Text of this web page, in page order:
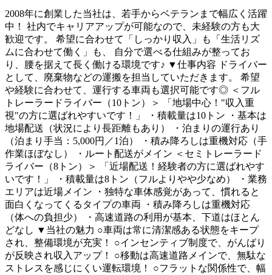
2008年に創業した当社は、若手からベテランまで幅広く活躍
中！ 社内でキャリアアップが可能なので、未経験の方も大
歓迎です。 希望に合わせて「しっかり収入」も「生活リズ
ムに合わせて働く」も、 自分で選べる仕組みが整ってお
り、腰を据えて長く働ける環境です♪ ▼仕事内容 ドライバー
として、廃棄物などの運搬を担当していただきます。 希望
や経験に合わせて、運行する車両も選択可能です◎ ＜フル
トレーラードライバー（10トン）＞ 「地場中心！"収入重
視"の方に選ばれやすいです！」 ・積載量は10トン ・基本は
地場配送（状況により長距離もあり） ・泊まりの運行あり
（泊まり手当：5,000円／1泊） ・積み降ろしは重機対応（手
作業ほぼなし） ・ルート配送がメイン ＜セミトレーラード
ライバー（8トン）＞ 「近場配送！経験者の方に選ばれやす
いです！」 ・積載量は8トン（フルよりやや少なめ） ・業務
エリアは近場メイン ・独特な車体感覚があって、慣れると
面白くなってくるタイプの車両 ・積み降ろしは重機対応
（体への負担少） ・高速道路の利用が基本、下道はほとん
どなし ▼当社の魅力 ○車両は常に清潔感ある状態をキープ
され、整備環境が充実！ ○インセンティブ制度で、がんばり
が反映され収⼊アップ！ ○移動は高速道路メインで、無駄な
ストレスを感じにくい運転環境！ ○フラットな関係性で、幅